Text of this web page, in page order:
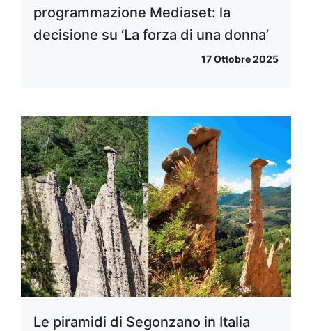
programmazione Mediaset: la
decisione su ‘La forza di una donna’
17 Ottobre 2025
Le piramidi di Segonzano in Italia